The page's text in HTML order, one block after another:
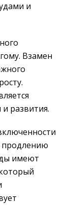
и
Взамен
развития.
продлению
имеют